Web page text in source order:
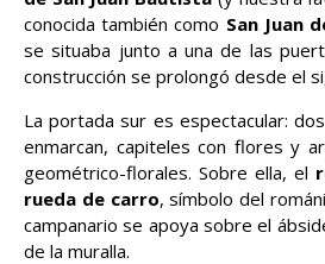
conocida también como San Juan
se situaba junto a una de las
construcción se prolongó desde el
La portada sur es espectacular:
enmarcan, capiteles con flores y
geométrico-florales. Sobre ella, el
rueda de carro, símbolo del
campanario se apoya sobre el
de la muralla.